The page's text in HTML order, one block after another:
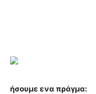
ήσουμε ενα πράγμα: